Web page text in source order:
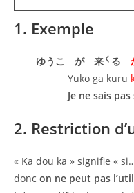
1. Exemple
ゆうこ が 来 く る
Yuko ga kuru
Je ne sais pas
2. Restriction
« Ka dou ka » signifie «
donc on ne peut pas